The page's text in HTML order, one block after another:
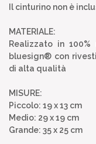
Il cinturino non è
MATERIALE:
Realizzato in
bluesign® con
di alta qualità
MISURE:
Piccolo: 19 x 13 cm
Medio: 29 x 19 cm
Grande: 35 x 25 cm